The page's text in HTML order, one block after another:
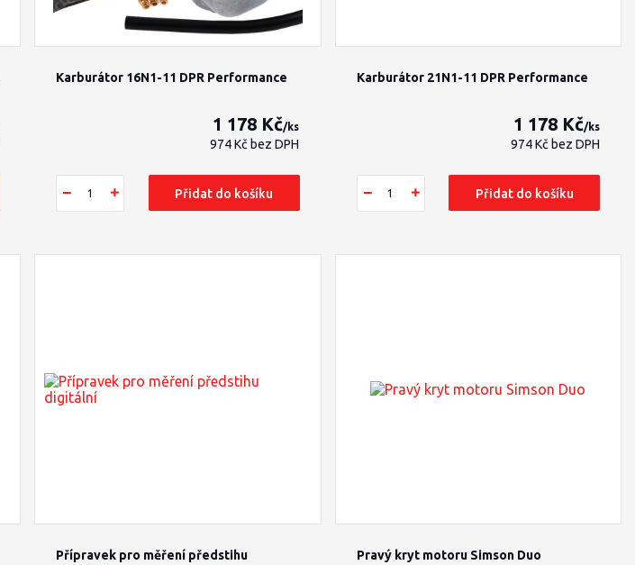
Karburátor 16N1-11 DPR Performance
1 178 Kč/ks
974 Kč bez DPH
Přidat do košíku
Karburátor 21N1-11 DPR Performance
1 178 Kč/ks
974 Kč bez DPH
Přidat do košíku
Přípravek pro měření předstihu
Pravý kryt motoru Simson Duo